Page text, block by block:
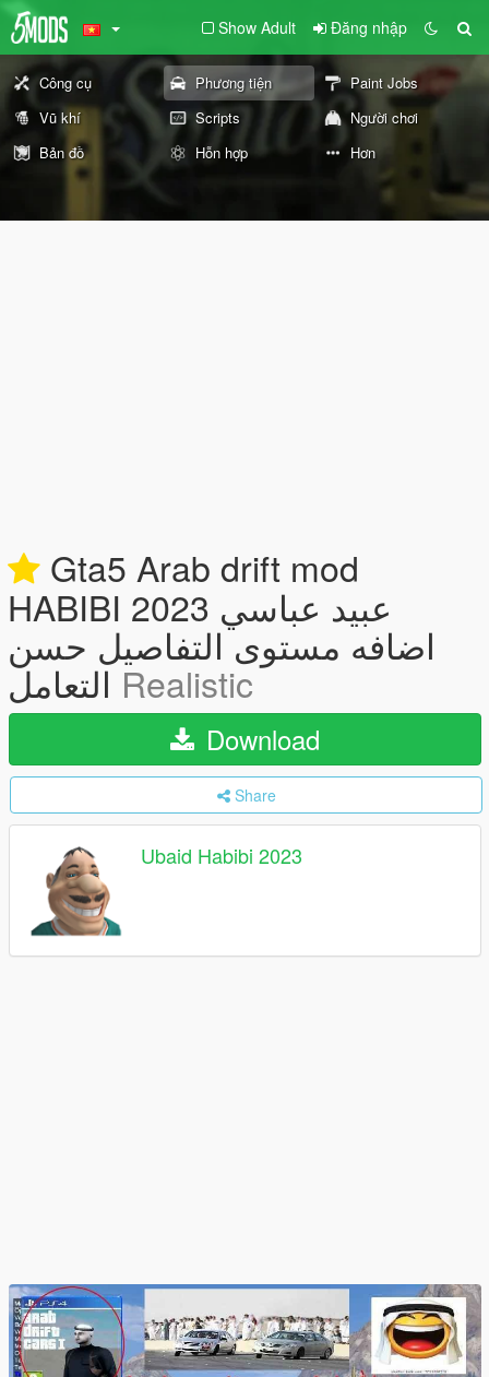
Show Adult Đăng nhập
Công cụ Phương tiện
Paint Jobs
Vũ khí
Scripts
Người chơi
Bản đồ
Hỗn hợp Hơn
Gta5 Arab drift mod
HABIBI 2023 عبيد عباسي
اضافه مستوى التفاصيل حسن
التعامل Realistic
Download
Share
Ubaid Habibi 2023